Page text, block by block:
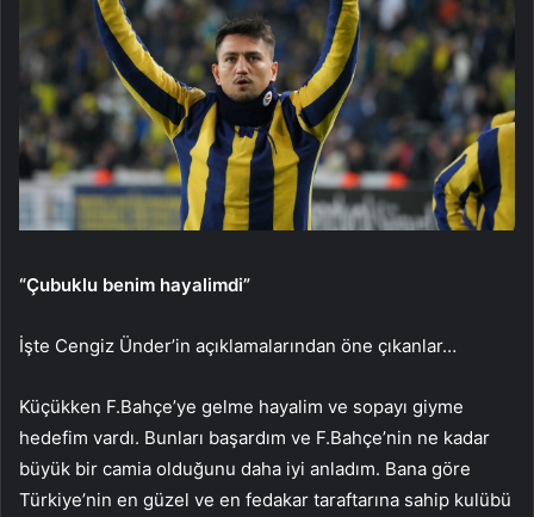
“Çubuklu benim hayalimdi”
İşte Cengiz Ünder’in açıklamalarından öne çıkanlar…
Küçükken F.Bahçe’ye gelme hayalim ve sopayı giyme
hedefim vardı. Bunları başardım ve F.Bahçe’nin ne kadar
büyük bir camia olduğunu daha iyi anladım. Bana göre
Türkiye’nin en güzel ve en fedakar taraftarına sahip kulübü